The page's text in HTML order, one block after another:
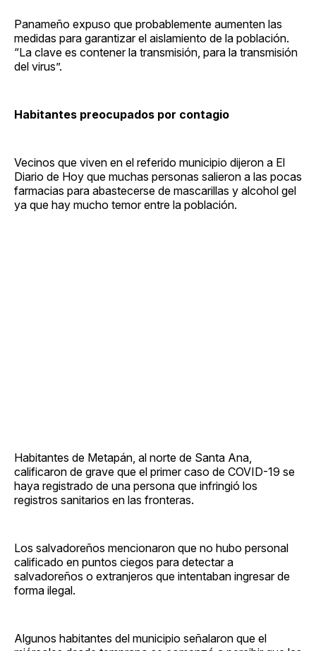
Panameño expuso que probablemente aumenten las
medidas para garantizar el aislamiento de la población.
“La clave es contener la transmisión, para la transmisión
del virus”.
Habitantes preocupados por contagio
Vecinos que viven en el referido municipio dijeron a El
Diario de Hoy que muchas personas salieron a las pocas
farmacias para abastecerse de mascarillas y alcohol gel
ya que hay mucho temor entre la población.
Habitantes de Metapán, al norte de Santa Ana,
calificaron de grave que el primer caso de COVID-19 se
haya registrado de una persona que infringió los
registros sanitarios en las fronteras.
Los salvadoreños mencionaron que no hubo personal
calificado en puntos ciegos para detectar a
salvadoreños o extranjeros que intentaban ingresar de
forma ilegal.
Algunos habitantes del municipio señalaron que el